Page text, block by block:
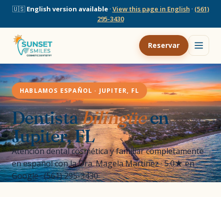
🇺🇸 English version available· View this page in English · (561)
295-3430
Reservar
HABLAMOS ESPAÑOL · JUPITER, FL
Dentistabilingüeen
Jupiter, FL
Atención dental cosmética y familiar completamente
en español con la Dra. Magela Martinez · 5.0★ en
Google · (561) 295-3430